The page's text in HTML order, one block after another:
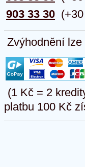
903 33 30
Zvýhodnění
(1 Kč = 2
platbu 100 Kč